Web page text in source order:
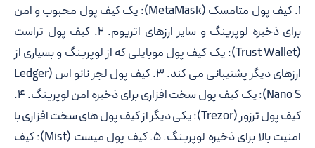
۱. کیف پول متامسک (MetaMask):
یک کیف پول محبوب و امن
برای ذخیره لوپرینگ و سایر ارزهای اتریوم. ۲.
کیف پول تراست
(Trust Wallet):
یک کیف پول موبایلی که از لوپرینگ و بسیاری از
ارزهای دیگر پشتیبانی می کند. ۳.
کیف پول لجر نانو اس (Ledger
Nano S): یک کیف پول سخت افزاری برای ذخیره امن لوپرینگ. ۴.
کیف پول ترزور (Trezor):
یکی دیگر از کیف پول های سخت افزاری با
امنیت بالا برای ذخیره لوپرینگ. ۵.
کیف پول میست (Mist):
کیف